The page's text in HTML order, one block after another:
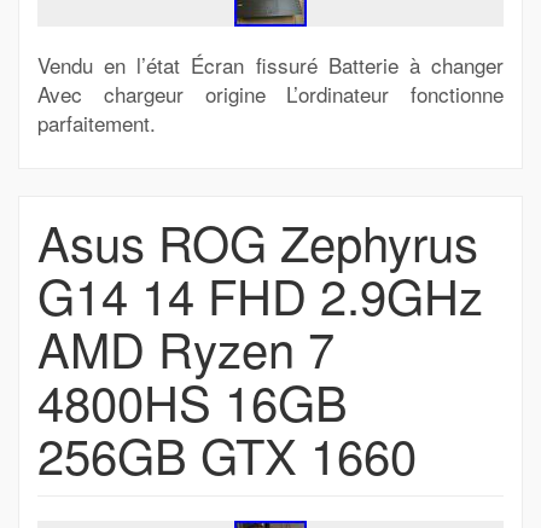
Vendu en l’état Écran fissuré Batterie à changer
Avec chargeur origine L’ordinateur fonctionne
parfaitement.
Asus ROG Zephyrus
G14 14 FHD 2.9GHz
AMD Ryzen 7
4800HS 16GB
256GB GTX 1660